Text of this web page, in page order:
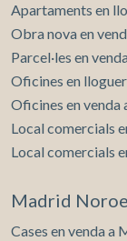
Apartaments en
Obra nova en
Parcel·les en
Oficines en
Oficines en venda
Local comercials
Local comercials
Madrid
Cases en venda